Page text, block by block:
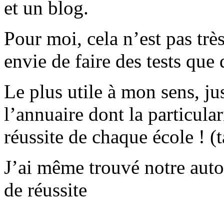
et un blog.
Pour moi, cela n’est pas
envie de faire des tests que
Le plus utile à mon sens,
l’annuaire dont la
réussite de chaque école !
J’ai même trouvé notre
de réussite